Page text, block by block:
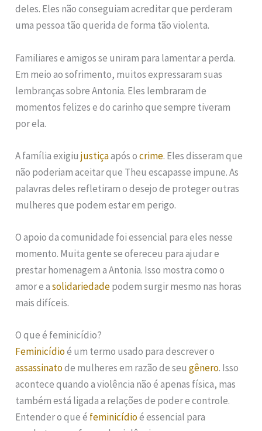
deles. Eles não conseguiam acreditar que perderam
uma pessoa tão querida de forma tão violenta.
Familiares e amigos se uniram para lamentar a perda.
Em meio ao sofrimento, muitos expressaram suas
lembranças sobre Antonia. Eles lembraram de
momentos felizes e do carinho que sempre tiveram
por ela.
A família exigiujustiçaapós ocrime. Eles disseram que
não poderiam aceitar que Theu escapasse impune. As
palavras deles refletiram o desejo de proteger outras
mulheres que podem estar em perigo.
O apoio da comunidade foi essencial para eles nesse
momento. Muita gente se ofereceu para ajudar e
prestar homenagem a Antonia. Isso mostra como o
amor e asolidariedadepodem surgir mesmo nas horas
mais difíceis.
O que é feminicídio?
Feminicídioé um termo usado para descrever o
assassinatode mulheres em razão de seugênero. Isso
acontece quando a violência não é apenas física, mas
também está ligada a relações de poder e controle.
Entender o que é feminicídioé essencial para